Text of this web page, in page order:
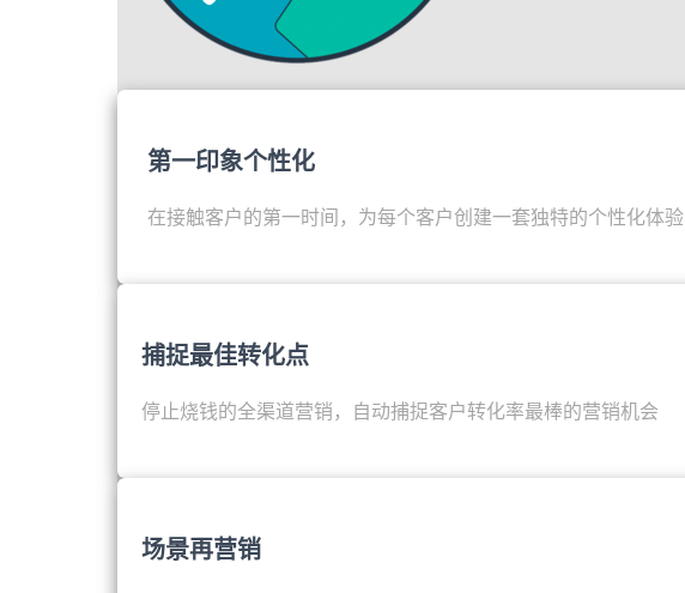
第一印象个性化
在接触客户的第一时间，为每个客户创建一套独特的个性化体验
捕捉最佳转化点
停止烧钱的全渠道营销，自动捕捉客户转化率最棒的营销机会
场景再营销